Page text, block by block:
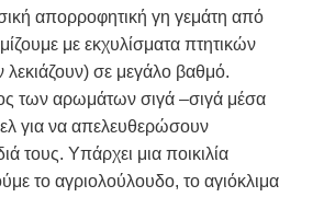
απορροφητική γη γεμάτη από
με εκχυλίσματα πτητικών
σε μεγάλο βαθμό.
των αρωμάτων σιγά –σιγά μέσα
για να απελευθερώσουν
τους. Υπάρχει μια ποικιλία
το αγριολούλουδο, το αγιόκλιμα